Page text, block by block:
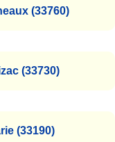
(33760)
(33730)
(33190)